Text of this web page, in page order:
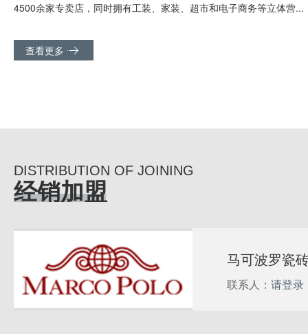
4500余家专卖店，同时拥有工装、家装、超市和电子商务等立体营...
查看更多
DISTRIBUTION OF JOINING
经销加盟
马可波罗瓷
联系人： 请登录